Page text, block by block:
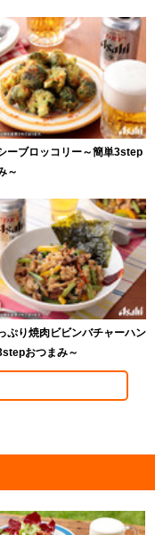
ーブロッコリー～簡単3step
～
ぷり焼肉ビビンバチャーハン
おつまみ～